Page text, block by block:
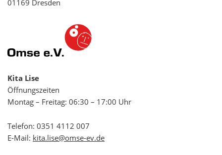
01169 Dresden
Kita Lise
Öffnungszeiten
Montag – Freitag: 06:30 – 17:00 Uhr
Telefon: 0351 4112 007
E-Mail: kita.lise@omse-ev.de